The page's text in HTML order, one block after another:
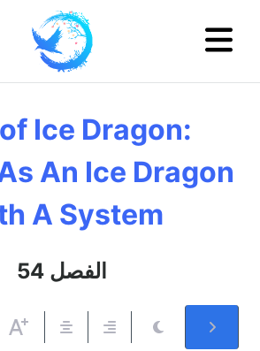
Ice Dragon:
An Ice Dragon
A System
54 الفصل